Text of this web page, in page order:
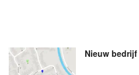
Nieuw bedrijf